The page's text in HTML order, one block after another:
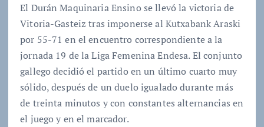
El Durán Maquinaria Ensino se llevó la victoria de
Vitoria-Gasteiz tras imponerse al Kutxabank Araski
por 55-71 en el encuentro correspondiente a la
jornada 19 de la Liga Femenina Endesa. El conjunto
gallego decidió el partido en un último cuarto muy
sólido, después de un duelo igualado durante más
de treinta minutos y con constantes alternancias en
el juego y en el marcador.